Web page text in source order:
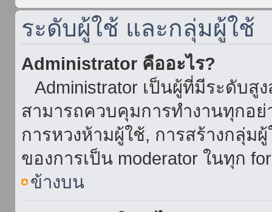
ระดับผู้ใช้ และกลุ่มผู้ใช้
Administrator คืออะไร?
Administrator เป็นผู้ที่มีระดับ
สามารถควบคุมการทำงานทุกอ
การหวงห้ามผู้ใช้, การสร้างกลุ่ม
ของการเป็น moderator ในทุก
ข้างบน